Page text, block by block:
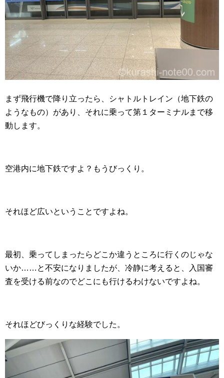
まず飛行機で降り立ったら、シャトルトレイン（地下鉄の
ようなもの）があり、それに乗って第１ターミナルまで移
動します。
空港内に地下鉄ですよ？もうびっくり。
それほど広いということですよね。
最初、乗ってしまったらどこか違うところに行くのじゃな
いか……と不安になりましたが、冷静に考えると、入国審
査を受ける前なのでどこにも行けるわけないですよね。
それほどびっくりな経験でした。